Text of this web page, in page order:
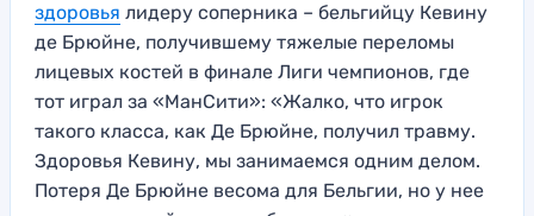
здоровья лидеру соперника – бельгийцу Кевину
де Брюйне, получившему тяжелые переломы
лицевых костей в финале Лиги чемпионов, где
тот играл за «МанСити»: «Жалко, что игрок
такого класса, как Де Брюйне, получил травму.
Здоровья Кевину, мы занимаемся одним делом.
Потеря Де Брюйне весома для Бельгии, но у нее